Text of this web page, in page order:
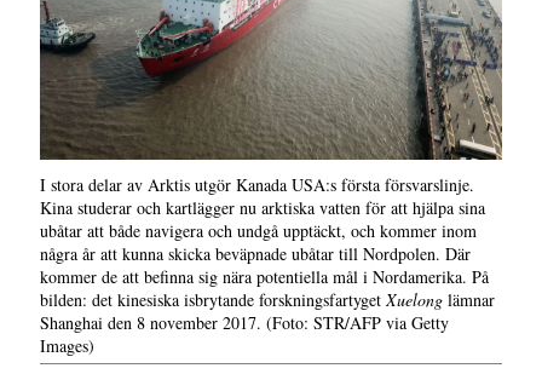
I stora delar av Arktis utgör Kanada USA:s första försvarslinje.
Kina studerar och kartlägger nu arktiska vatten för att hjälpa sina
ubåtar att både navigera och undgå upptäckt, och kommer inom
några år att kunna skicka beväpnade ubåtar till Nordpolen. Där
kommer de att befinna sig nära potentiella mål i Nordamerika. På
bilden: det kinesiska isbrytande forskningsfartyget Xuelong lämnar
Shanghai den 8 november 2017. (Foto: STR/AFP via Getty
Images)